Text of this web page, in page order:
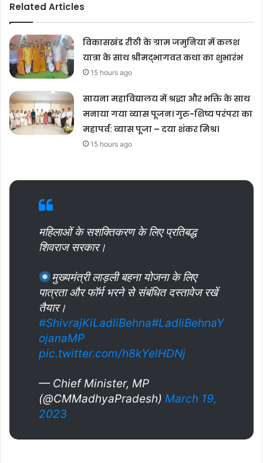
Related Articles
विकासखंड रीठी के ग्राम जमुनिया में कलश
यात्रा के साथ श्रीमद्भागवत कथा का शुभारंभ
15 hours ago
सायना महाविद्यालय में श्रद्धा और भक्ति के साथ
मनाया गया व्यास पूजन। गुरु-शिष्य परंपरा का
महापर्व: व्यास पूजा – दया शंकर मिश्र।
15 hours ago
महिलाओं के सशक्तिकरण के लिए प्रतिबद्ध
शिवराज सरकार।
मुख्यमंत्री लाड़ली बहना योजना के लिए
पात्रता और फॉर्म भरने से संबंधित दस्तावेज रखें
तैयार।
#ShivrajKiLadliBehna#LadliBehnaY
ojanaMP
pic.twitter.com/h8kYelHDNj
— Chief Minister, MP
(@CMMadhyaPradesh) March 19,
2023